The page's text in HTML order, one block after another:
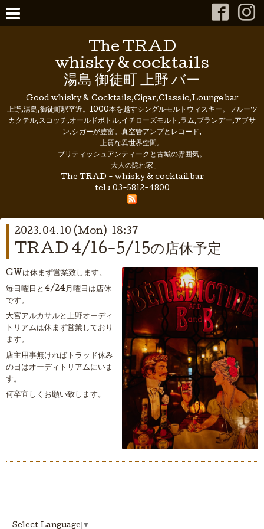
The TRAD
whisky & cocktails
湯島 御徒町 上野 バー
Good whisky & Cocktails,Cigar,Classic,Lounge bar
上野,湯島,御徒町駅至近。1000本を越すシングルモルトウィスキー。フルーツ
カクテル,スコッチ,オールドボトル,イチローズモルト,ラム,ブランデー,アブサ
ン,シガーが豊富。真空管アンプとレコード,
上質な異世界空間。
ブリティッシュアンティークと古城の雰囲気。
「大人の隠れ家」
The TRAD - whisky & cocktail bar
tel : 03-5812-4800
2023.04.10 (Mon) 18:37
TRAD 4/16-5/15の店休予定
GWは休まず営業致します。
毎日曜日と4/24月曜日は店休
です。
大宮アルカサルと上野オーディ
トリアムは休まず営業しており
ます。
店主用事無ければトラッド休み
の日はオーディトリアムにいま
す。
何卒宜しくお願い致します。
Select Language ▼